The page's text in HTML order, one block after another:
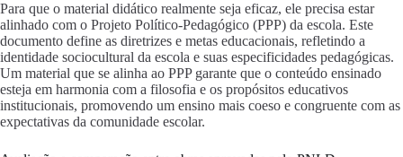
Para que o material didático realmente seja eficaz, ele precisa estar
alinhado com o Projeto Político-Pedagógico (PPP) da escola. Este
documento define as diretrizes e metas educacionais, refletindo a
identidade sociocultural da escola e suas especificidades pedagógicas.
Um material que se alinha ao PPP garante que o conteúdo ensinado
esteja em harmonia com a filosofia e os propósitos educativos
institucionais, promovendo um ensino mais coeso e congruente com as
expectativas da comunidade escolar.